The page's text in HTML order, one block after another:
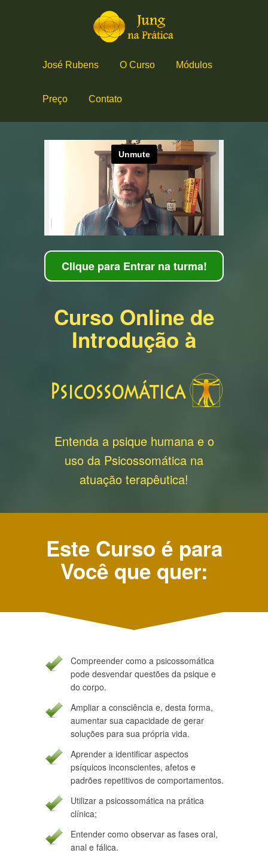
José Rubens O Curso Módulos
Preço Contato
Clique para Entrar na turma!
Curso Online de
Introdução à
Entenda a psique humana e o
uso da Psicossomática na
atuação terapêutica!
Este Curso é para
Você que quer:
Compreender como a psicossomática
pode desvendar questões da psique e
do corpo.
Ampliar a consciência e, desta forma,
aumentar sua capacidade de gerar
soluções para sua própria vida.
Aprender a identificar aspectos
psíquicos inconscientes, afetos e
padrões repetitivos de comportamentos.
Utilizar a psicossomática na prática
clínica;
Entender como observar as fases oral,
anal e fálica.